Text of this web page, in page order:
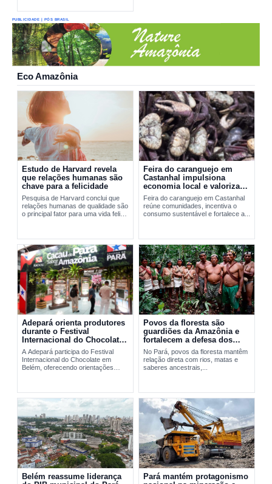
PUBLICIDADE | PÓS BRASIL
Eco Amazônia
Estudo de Harvard revela
que relações humanas são
chave para a felicidade
Pesquisa de Harvard conclui que
relações humanas de qualidade são
o principal fator para uma vida feliz
Feira do caranguejo em
Castanhal impulsiona
economia local e valoriza
manejo sustentável
Feira do caranguejo em Castanhal
reúne comunidades, incentiva o
consumo sustentável e fortalece a...
Adepará orienta produtores
durante o Festival
Internacional do Chocolate
em Belém
A Adepará participa do Festival
Internacional do Chocolate em
Belém, oferecendo orientações
Povos da floresta são
guardiões da Amazônia e
fortalecem a defesa dos
territórios no Pará
No Pará, povos da floresta mantêm
relação direta com rios, matas e
saberes ancestrais,...
Belém reassume liderança
Pará mantém protagonismo